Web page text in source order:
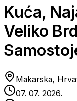
Kuća,
Veliko
Makarska,
07. 07. 2026.